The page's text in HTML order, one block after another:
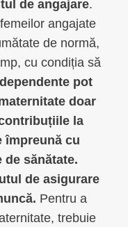
de angajare.
angajate
de normă,
cu condiția să
pot
doar
la
împreună cu
sănătate.
de asigurare
Pentru a
trebuie